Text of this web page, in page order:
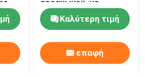
αεραγωγού, με
υποστήριξη
προσαρμοσμένης
ODM
Καλύτερη τιμή
επαφή